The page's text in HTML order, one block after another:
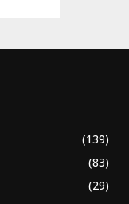
(139)
(83)
(29)